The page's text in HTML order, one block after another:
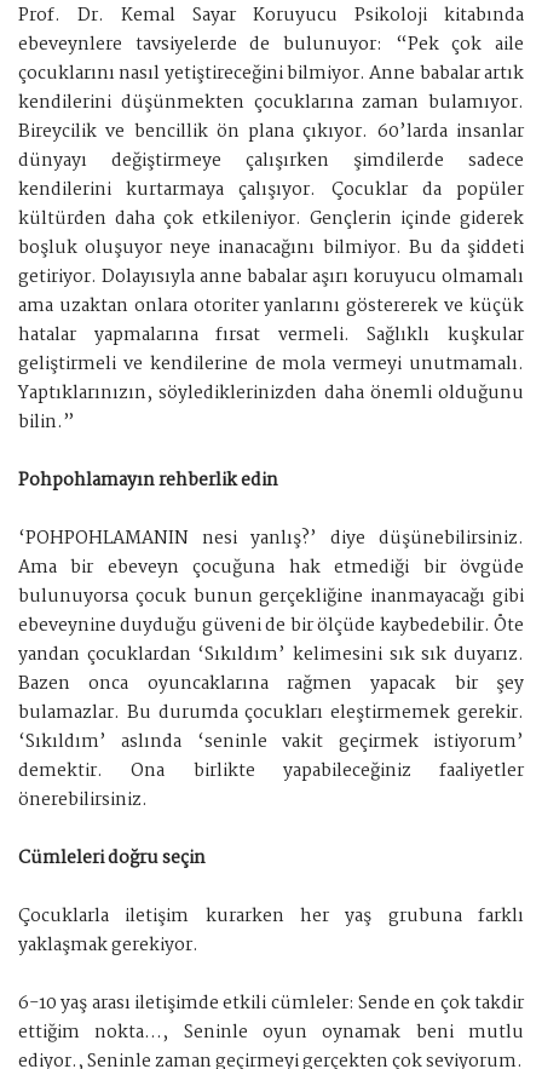
Prof. Dr. Kemal Sayar Koruyucu Psikoloji kitabında
ebeveynlere tavsiyelerde de bulunuyor: “Pek çok aile
çocuklarını nasıl yetiştireceğini bilmiyor. Anne babalar artık
kendilerini düşünmekten çocuklarına zaman bulamıyor.
Bireycilik ve bencillik ön plana çıkıyor. 60’larda insanlar
dünyayı değiştirmeye çalışırken şimdilerde sadece
kendilerini kurtarmaya çalışıyor. Çocuklar da popüler
kültürden daha çok etkileniyor. Gençlerin içinde giderek
boşluk oluşuyor neye inanacağını bilmiyor. Bu da şiddeti
getiriyor. Dolayısıyla anne babalar aşırı koruyucu olmamalı
ama uzaktan onlara otoriter yanlarını göstererek ve küçük
hatalar yapmalarına fırsat vermeli. Sağlıklı kuşkular
geliştirmeli ve kendilerine de mola vermeyi unutmamalı.
Yaptıklarınızın, söylediklerinizden daha önemli olduğunu
bilin.”
Pohpohlamayın rehberlik edin
‘POHPOHLAMANIN nesi yanlış?’ diye düşünebilirsiniz.
Ama bir ebeveyn çocuğuna hak etmediği bir övgüde
bulunuyorsa çocuk bunun gerçekliğine inanmayacağı gibi
ebeveynine duyduğu güveni de bir ölçüde kaybedebilir. Öte
yandan çocuklardan ‘Sıkıldım’ kelimesini sık sık duyarız.
Bazen onca oyuncaklarına rağmen yapacak bir şey
bulamazlar. Bu durumda çocukları eleştirmemek gerekir.
‘Sıkıldım’ aslında ‘seninle vakit geçirmek istiyorum’
demektir. Ona birlikte yapabileceğiniz faaliyetler
önerebilirsiniz.
Cümleleri doğru seçin
Çocuklarla iletişim kurarken her yaş grubuna farklı
yaklaşmak gerekiyor.
6-10 yaş arası iletişimde etkili cümleler: Sende en çok takdir
ettiğim nokta..., Seninle oyun oynamak beni mutlu
ediyor., Seninle zaman geçirmeyi gerçekten çok seviyorum.